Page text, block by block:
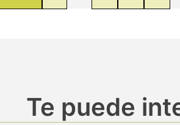
Te puede